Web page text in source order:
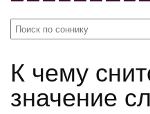
К чему снится сонник значение слова грибы? сонник
значение